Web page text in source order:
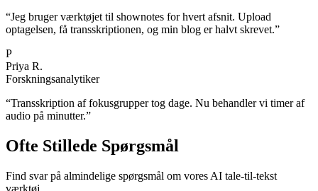
“Jeg bruger værktøjet til shownotes for hvert afsnit. Upload
optagelsen, få transskriptionen, og min blog er halvt skrevet.”
P
Priya R.
Forskningsanalytiker
“Transskription af fokusgrupper tog dage. Nu behandler vi timer af
audio på minutter.”
Ofte Stillede Spørgsmål
Find svar på almindelige spørgsmål om vores AI tale-til-tekst
værktøj.